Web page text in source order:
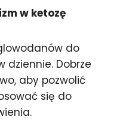
w ketozę
do
dziennie. Dobrze
aby pozwolić
się do